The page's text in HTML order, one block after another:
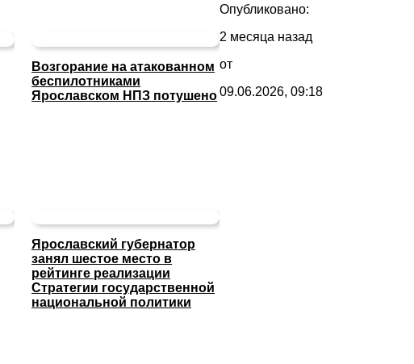
Возгорание на атакованном
беспилотниками
Ярославском НПЗ потушено
Ярославский губернатор
занял шестое место в
рейтинге реализации
Стратегии государственной
национальной политики
Опубликовано:
2 месяца назад
от
09.06.2026, 09:18